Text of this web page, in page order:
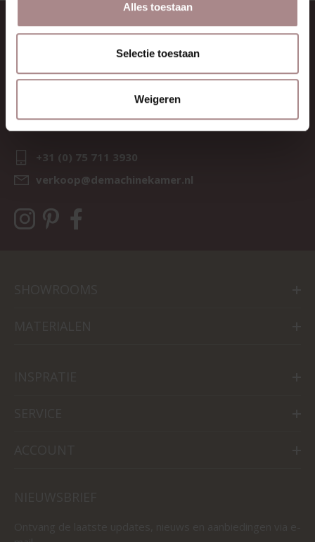
Alles toestaan
Selectie toestaan
Weigeren
CONTACT
Sav & Økse is een onderdeel van
De Machinekamer
IBAN:NL21 RABO 0126 3237 47
+31 (0) 75 711 3930
verkoop@demachinekamer.nl